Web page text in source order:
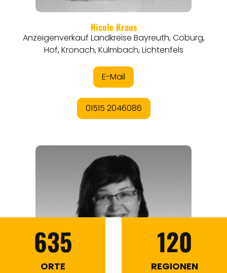
635
ORTE
120
REGIONEN